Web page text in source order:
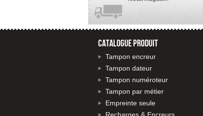
CATALOGUE PRODUIT
Tampon encreur
Tampon dateur
Tampon numéroteur
Tampon par métier
Empreinte seule